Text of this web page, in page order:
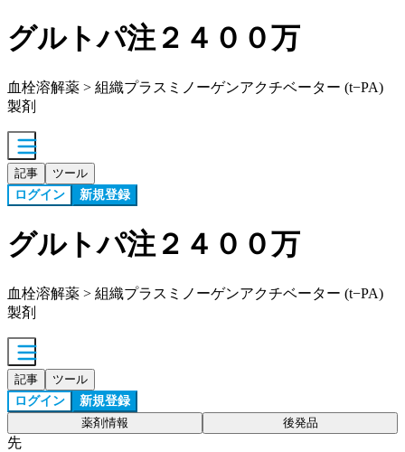
グルトパ注２４００万
血栓溶解薬 > 組織プラスミノーゲンアクチベーター (t−PA)
製剤
記事 ツール
ログイン 新規登録
グルトパ注２４００万
血栓溶解薬 > 組織プラスミノーゲンアクチベーター (t−PA)
製剤
記事 ツール
ログイン 新規登録
薬剤情報 後発品
先